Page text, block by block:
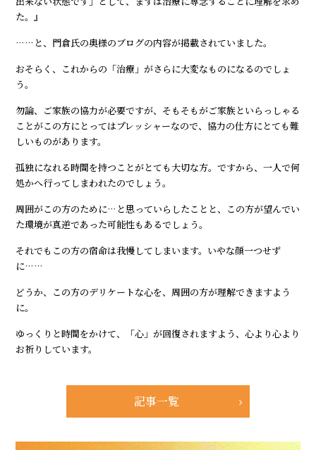
た。』
……と、門倉氏の奥様のブログの内容が掲載されていました。
おそらく、これからの「治療」がさらに大変なものになるのでしょ
う。
勿論、ご家族の協力が必要ですが、そもそもがご家族といらっしゃる
ことがこの方にとってはプレッシャーなので、協力の仕方にとても難
しいものがあります。
孤独になれる時間を持つことがとても大切な方。ですから、一人で何
処かへ行ってしまわれたのでしょう。
周囲がこの方のために…と思っていらしたことと、この方が望んでい
た環境が真逆であった可能性もあるでしょう。
それでもこの方の宿命は我慢してしまいます。いやな顔一つせず
に……
どうか、この方のデリケートな心を、周囲の方が理解できますよう
に。
ゆっくりと時間をかけて、「心」が回復されますよう、心より心より
お祈りしています。
記事一覧